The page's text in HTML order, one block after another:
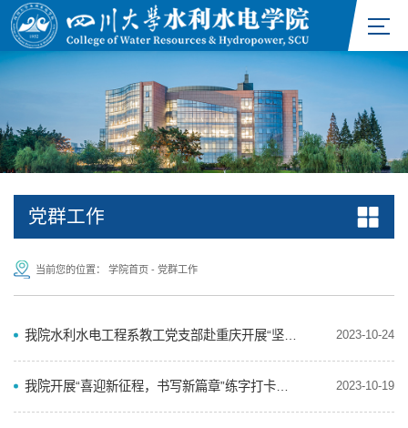
党群工作
当前您的位置： 学院首页 - 党群工作
2023-10-24
2023-10-19